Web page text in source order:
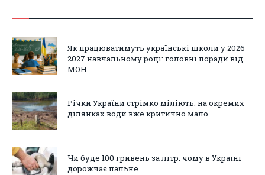
Як працюватимуть українські школи у 2026–
2027 навчальному році: головні поради від
МОН
Річки України стрімко міліють: на окремих
ділянках води вже критично мало
Чи буде 100 гривень за літр: чому в Україні
дорожчає пальне